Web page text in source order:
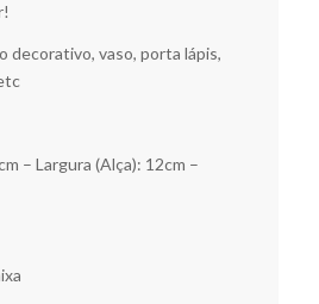
decorativo, vaso, porta lápis,
– Largura (Alça): 12cm –